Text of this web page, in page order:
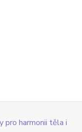
pro harmonii těla i